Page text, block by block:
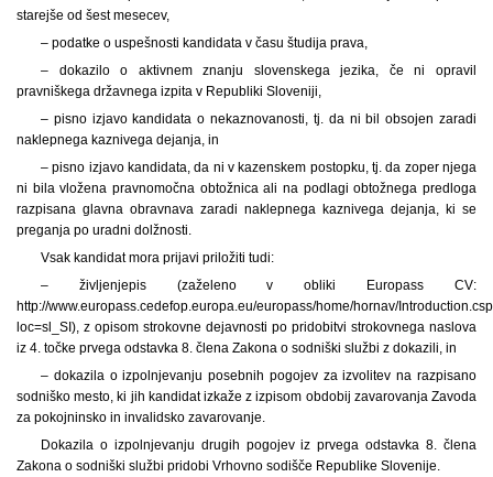
starejše od šest mesecev,
– podatke o uspešnosti kandidata v času študija prava,
– dokazilo o aktivnem znanju slovenskega jezika, če ni opravil
pravniškega državnega izpita v Republiki Sloveniji,
– pisno izjavo kandidata o nekaznovanosti, tj. da ni bil obsojen zaradi
naklepnega kaznivega dejanja, in
– pisno izjavo kandidata, da ni v kazenskem postopku, tj. da zoper njega
ni bila vložena pravnomočna obtožnica ali na podlagi obtožnega predloga
razpisana glavna obravnava zaradi naklepnega kaznivega dejanja, ki se
preganja po uradni dolžnosti.
Vsak kandidat mora prijavi priložiti tudi:
– življenjepis (zaželeno v obliki Europass CV:
http://www.europass.cedefop.europa.eu/europass/home/hornav/
loc=sl_SI), z opisom strokovne dejavnosti po pridobitvi strokovnega naslova
iz 4. točke prvega odstavka 8. člena Zakona o sodniški službi z dokazili, in
– dokazila o izpolnjevanju posebnih pogojev za izvolitev na razpisano
sodniško mesto, ki jih kandidat izkaže z izpisom obdobij zavarovanja Zavoda
za pokojninsko in invalidsko zavarovanje.
Dokazila o izpolnjevanju drugih pogojev iz prvega odstavka 8. člena
Zakona o sodniški službi pridobi Vrhovno sodišče Republike Slovenije.